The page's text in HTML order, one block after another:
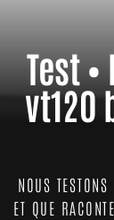
Test
vt120
NOUS
ET QUE